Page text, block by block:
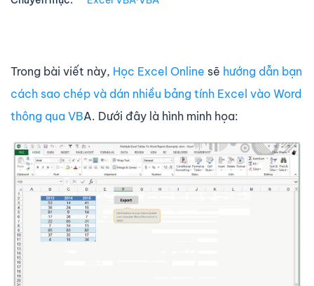
Trong bài viết này, Học Excel Online sẽ hướng dẫn bạn
cách sao chép và dán nhiều bảng tính Excel vào Word
thông qua VBA. Dưới đây là hình minh họa: